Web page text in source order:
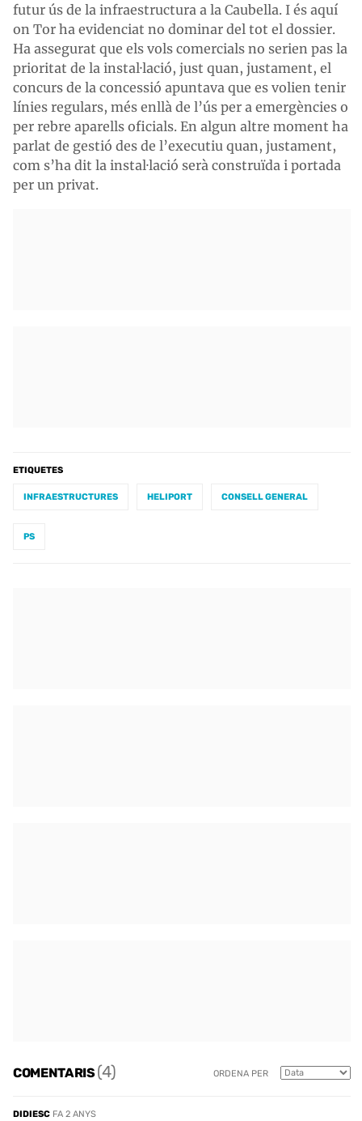
futur ús de la infraestructura a la Caubella. I és aquí
on Tor ha evidenciat no dominar del tot el dossier.
Ha assegurat que els vols comercials no serien pas la
prioritat de la instal·lació, just quan, justament, el
concurs de la concessió apuntava que es volien tenir
línies regulars, més enllà de l’ús per a emergències o
per rebre aparells oficials. En algun altre moment ha
parlat de gestió des de l’executiu quan, justament,
com s’ha dit la instal·lació serà construïda i portada
per un privat.
ETIQUETES
INFRAESTRUCTURES HELIPORT CONSELL GENERAL
PS
COMENTARIS(4) ORDENA PER
DIDIESC FA 2 ANYS